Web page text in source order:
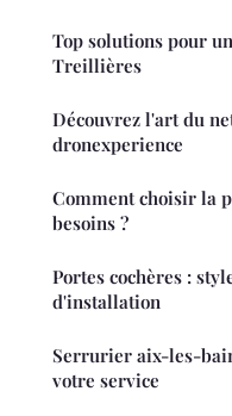
Top solutions pour
Treillières
Découvrez l'art du
dronexperience
Comment choisir la
besoins ?
Portes cochères :
d'installation
Serrurier aix-les-
votre service